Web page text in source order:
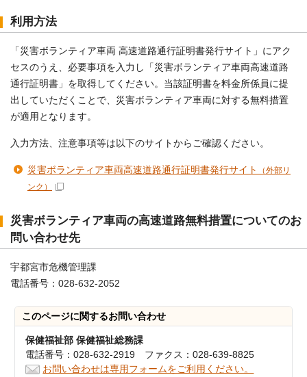
利用方法
「災害ボランティア車両 高速道路通行証明書発行サイト」にアク
セスのうえ、必要事項を入力し「災害ボランティア車両高速道路
通行証明書」を取得してください。当該証明書を料金所係員に提
出していただくことで、災害ボランティア車両に対する無料措置
が適用となります。
入力方法、注意事項等は以下のサイトからご確認ください。
災害ボランティア車両高速道路通行証明書発行サイト
（外部リ
ンク）
災害ボランティア車両の高速道路無料措置についてのお
問い合わせ先
宇都宮市危機管理課
電話番号：028-632-2052
このページに関するお問い合わせ
保健福祉部 保健福祉総務課
電話番号：028-632-2919 ファクス：028-639-8825
お問い合わせは専用フォームをご利用ください。